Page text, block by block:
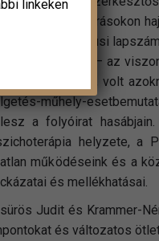
az aktuális írásokon
mesélni. A májusi
nem újdonság – az
akik írjuk, volt
műhely-
a folyóirat
helyzete, a
működéseink és a
és mellékhatásai.
Judit és Krammer-
és változatos
linkeken